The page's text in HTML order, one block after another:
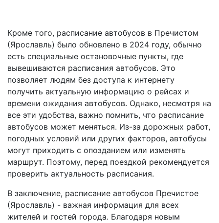
Кроме того, расписание автобусов в Пречистом
(Ярославль) было обновлено в 2024 году, обычно
есть специальные остановочные пункты, где
вывешиваются расписания автобусов. Это
позволяет людям без доступа к интернету
получить актуальную информацию о рейсах и
времени ожидания автобусов. Однако, несмотря на
все эти удобства, важно помнить, что расписание
автобусов может меняться. Из-за дорожных работ,
погодных условий или других факторов, автобусы
могут приходить с опозданием или изменять
маршрут. Поэтому, перед поездкой рекомендуется
проверить актуальность расписания.
В заключение, расписание автобусов Пречистое
(Ярославль) - важная информация для всех
жителей и гостей города. Благодаря новым